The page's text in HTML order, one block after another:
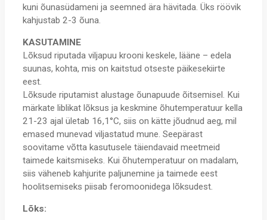
kuni õunasüdameni ja seemned ära hävitada. Üks röövik
kahjustab 2-3 õuna.
KASUTAMINE
Lõksud riputada viljapuu krooni keskele, lääne – edela
suunas, kohta, mis on kaitstud otseste päikesekiirte
eest.
Lõksude riputamist alustage õunapuude õitsemisel. Kui
märkate liblikat lõksus ja keskmine õhutemperatuur kella
21-23 ajal ületab 16,1°C, siis on kätte jõudnud aeg, mil
emased munevad viljastatud mune. Seepärast
soovitame võtta kasutusele täiendavaid meetmeid
taimede kaitsmiseks. Kui õhutemperatuur on madalam,
siis väheneb kahjurite paljunemine ja taimede eest
hoolitsemiseks piisab feromoonidega lõksudest.
Lõks: